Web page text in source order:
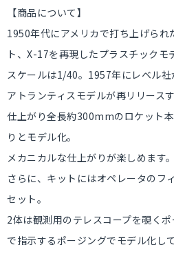
【商品について】
1950年代にアメリカで打ち上げられ
ト、X-17を再現したプラスチックモ
スケールは1/40。1957年にレベル
アトランティスモデルが再リリースす
仕上がり全長約300mmのロケット
りとモデル化。
メカニカルな仕上がりが楽しめます。
さらに、キットにはオペレータのフ
セット。
2体は観測用のテレスコープを覗く
で指示するポージングでモデル化して